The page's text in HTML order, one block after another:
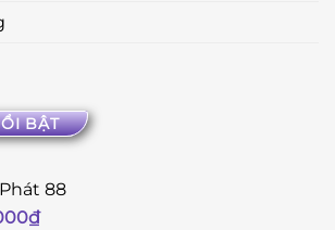
BẬT
88
₫